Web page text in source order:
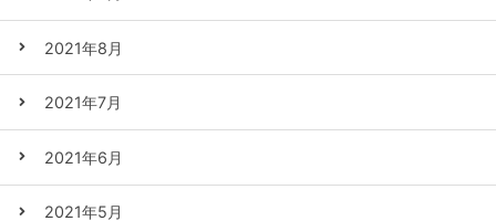
2021年8月
2021年7月
2021年6月
2021年5月